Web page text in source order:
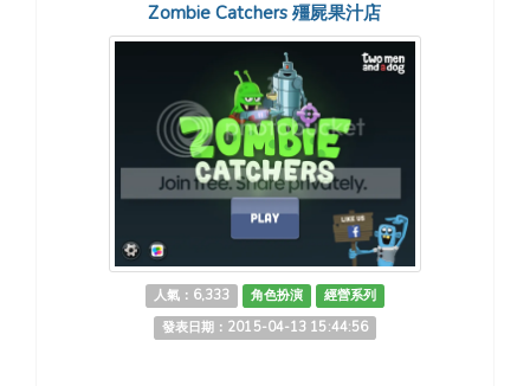
Zombie Catchers 殭屍果汁店
人氣：6,333 角色扮演
經營系列
發表日期：2015-04-13 15:44:56